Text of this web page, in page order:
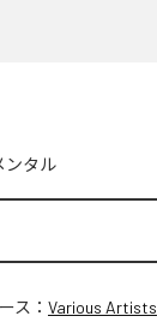
ンタル
ス： Various Artists